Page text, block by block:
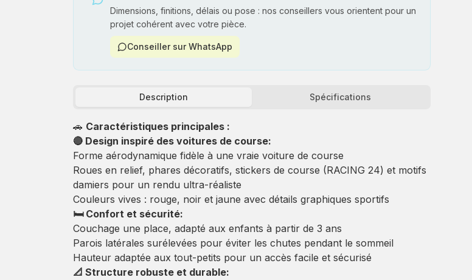
Dimensions, finitions, délais ou pose : nos conseillers vous orientent pour un
projet cohérent avec votre pièce.
Conseiller sur WhatsApp
Description Spécifications
🚗 Caractéristiques principales :
🔴 Design inspiré des voitures de course:
Forme aérodynamique fidèle à une vraie voiture de course
Roues en relief, phares décoratifs, stickers de course (RACING 24) et motifs
damiers pour un rendu ultra-réaliste
Couleurs vives : rouge, noir et jaune avec détails graphiques sportifs
🛏️ Confort et sécurité:
Couchage une place, adapté aux enfants à partir de 3 ans
Parois latérales surélevées pour éviter les chutes pendant le sommeil
Hauteur adaptée aux tout-petits pour un accès facile et sécurisé
📐 Structure robuste et durable: